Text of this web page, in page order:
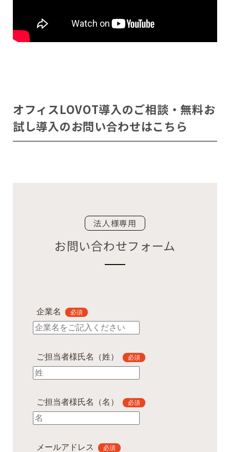
オフィスLOVOT導入のご相談・無料お
試し導入のお問い合わせはこちら
法人様専用
お問い合わせフォーム